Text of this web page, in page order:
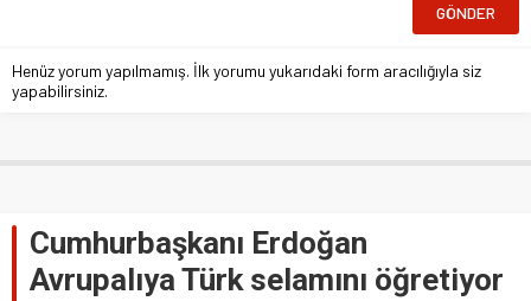
Henüz yorum yapılmamış. İlk yorumu yukarıdaki form aracılığıyla siz
yapabilirsiniz.
Cumhurbaşkanı Erdoğan
Avrupalıya Türk selamını öğretiyor